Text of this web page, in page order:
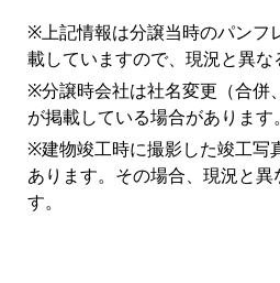
シ
ョ
ン
※上記情報は分譲当時のパンフ
載していますので、現況と異な
※分譲時会社は社名変更（合併
が掲載している場合があります。
※建物竣工時に撮影した竣工写
あります。その場合、現況と異
す。